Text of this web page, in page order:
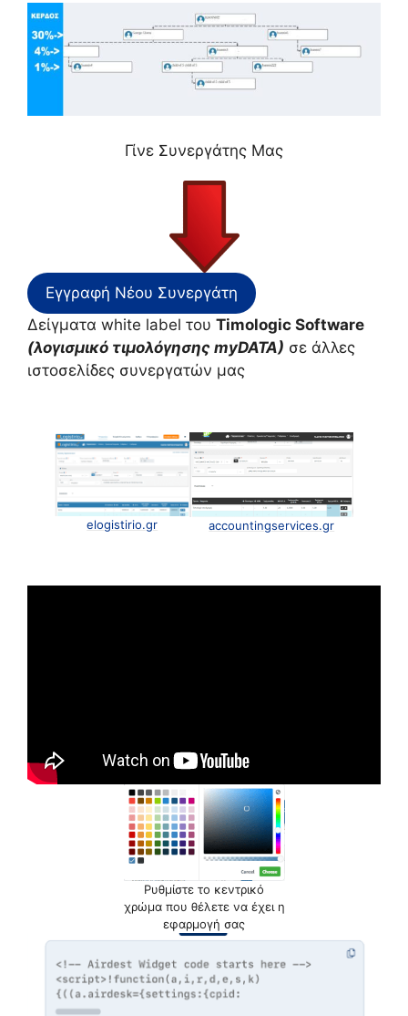
Γίνε Συνεργάτης Μας
Εγγραφή Νέου Συνεργάτη
Δείγματα white label του Timologic Software
(λογισμικό τιμολόγησης myDATA) σε άλλες
ιστοσελίδες συνεργατών μας
elogistirio.gr accountingservices.gr
Ρυθμίστε το κεντρικό
χρώμα που θέλετε να έχει η
εφαρμογή σας